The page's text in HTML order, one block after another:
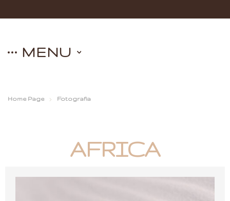
MENU
Home Page Fotografia
AFRICA